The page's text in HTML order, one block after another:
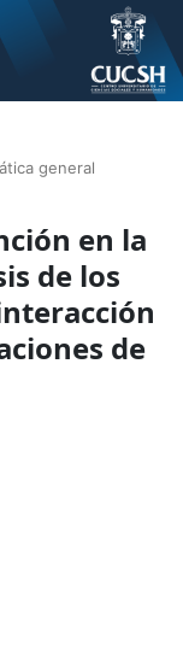
general
en la
de los
de